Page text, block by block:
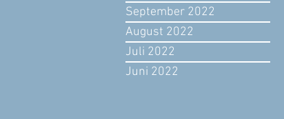
September 2022
August 2022
Juli 2022
Juni 2022